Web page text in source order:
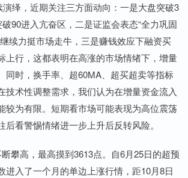
演绎，近期关注三方面动向：一是大盘突破3
90进入亢奋区，二是证监会表态“全力巩固
续力挺市场走牛，三是赚钱效应下融资买
上行，这都表明在高涨的市场情绪下，增量
同时，换手率、超60MA、超买超卖等指标
技术性调整需求，我们认为在增量资金流入
较为有限。短期看市场可能表现为高位震荡
看警惕情绪进一步上升后反转风险。
高，最高摸到3613点。自6月25日的超预
进入了一个月的单边上涨行情，距10月8日